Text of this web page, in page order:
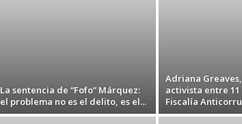
La sentencia de “Fofo” Márquez:
el problema no es el delito, es el...
Adriana
activista entre
Fiscalía